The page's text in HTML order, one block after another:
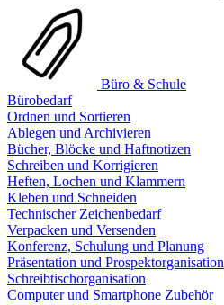
Büro & Schule
Bürobedarf
Ordnen und Sortieren
Ablegen und Archivieren
Bücher, Blöcke und Haftnotizen
Schreiben und Korrigieren
Heften, Lochen und Klammern
Kleben und Schneiden
Technischer Zeichenbedarf
Verpacken und Versenden
Konferenz, Schulung und Planung
Präsentation und Prospektorganisation
Schreibtischorganisation
Computer und Smartphone Zubehör